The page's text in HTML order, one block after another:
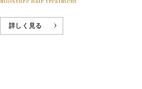
詳しく見る